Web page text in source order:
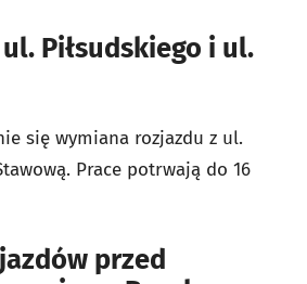
Piłsudskiego i ul.
się wymiana rozjazdu z ul.
Prace potrwają do 16
przed